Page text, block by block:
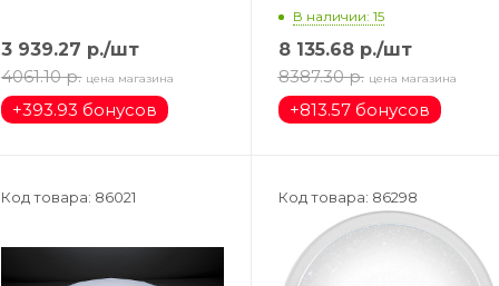
3 939.27 р./шт
4061.10 р. цена магазина
+393.93 бонусов
В наличии: 15
8 135.68р./шт
8387.30 р. цена магазина
+813.57 бонусов
Код товара: 86021 Код товара: 86298